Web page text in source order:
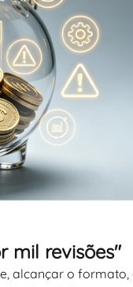
mil revisões"
alcançar o